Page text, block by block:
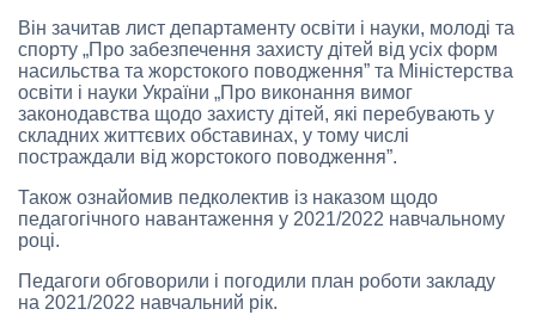
Він зачитав лист департаменту освіти і науки, молоді та
спорту „Про забезпечення захисту дітей від усіх форм
насильства та жорстокого поводження” та Міністерства
освіти і науки України „Про виконання вимог
законодавства щодо захисту дітей, які перебувають у
складних життєвих обставинах, у тому числі
постраждали від жорстокого поводження”.
Також ознайомив педколектив із наказом щодо
педагогічного навантаження у 2021/2022 навчальному
році.
Педагоги обговорили і погодили план роботи закладу
на 2021/2022 навчальний рік.